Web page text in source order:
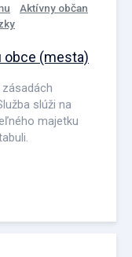
Aktívny občan
obce (mesta)
slúži na
majetku